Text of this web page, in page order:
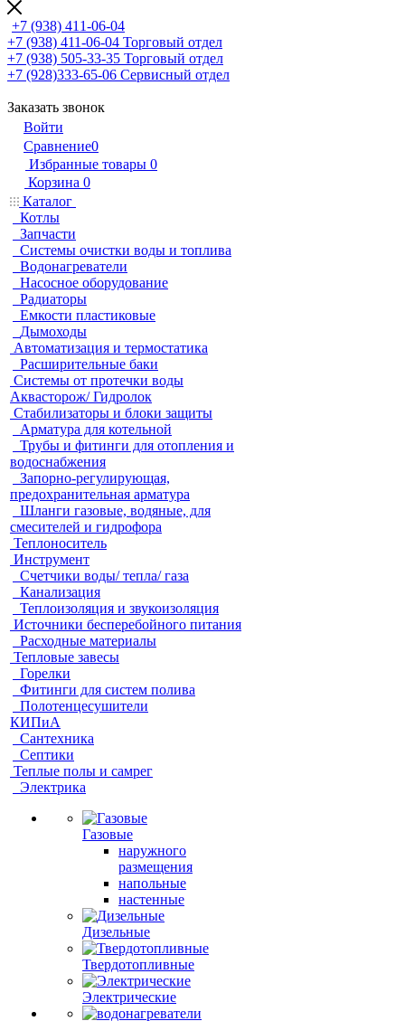
+7 (938) 411-06-04
+7 (938) 411-06-04 Торговый отдел
+7 (938) 505-33-35 Торговый отдел
+7 (928)333-65-06 Сервисный отдел
Заказать звонок
Войти
Сравнение0
Избранные товары 0
Корзина 0
Каталог
Котлы
Запчасти
Системы очистки воды и топлива
Водонагреватели
Насосное оборудование
Радиаторы
Емкости пластиковые
Дымоходы
Автоматизация и термостатика
Расширительные баки
Системы от протечки воды
Аквасторож/ Гидролок
Стабилизаторы и блоки защиты
Арматура для котельной
Трубы и фитинги для отопления и
водоснабжения
Запорно-регулирующая,
предохранительная арматура
Шланги газовые, водяные, для
смесителей и гидрофора
Теплоноситель
Инструмент
Счетчики воды/ тепла/ газа
Канализация
Теплоизоляция и звукоизоляция
Источники бесперебойного питания
Расходные материалы
Тепловые завесы
Горелки
Фитинги для систем полива
Полотенцесушители
КИПиА
Сантехника
Септики
Теплые полы и самрег
Электрика
Газовые
наружного
размещения
напольные
настенные
Дизельные
Твердотопливные
Электрические